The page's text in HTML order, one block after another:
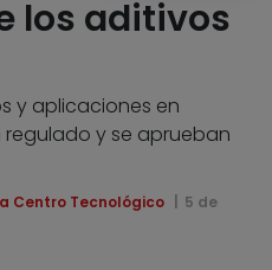
los aditivos
y aplicaciones en
y se aprueban
Centro Tecnológico
5 de